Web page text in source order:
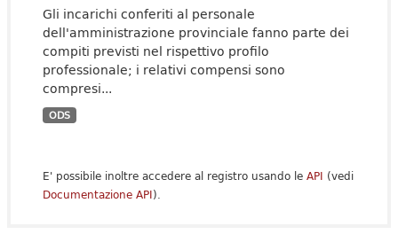
Gli incarichi conferiti al personale
dell'amministrazione provinciale fanno parte dei
compiti previsti nel rispettivo profilo
professionale; i relativi compensi sono
compresi...
ODS
E' possibile inoltre accedere al registro usando le API (vedi
Documentazione API).